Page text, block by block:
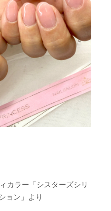
カラー「シスターズシリ
ョン」より